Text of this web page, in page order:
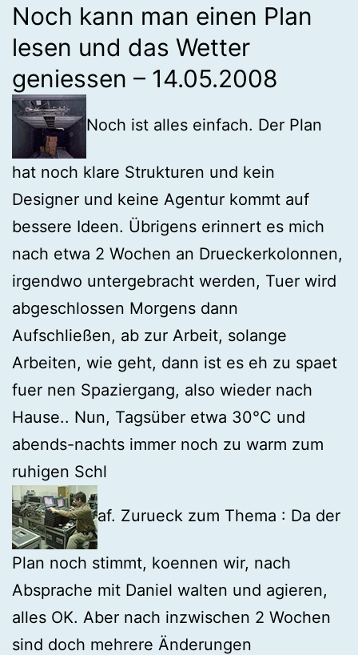
Noch kann man einen Plan
lesen und das Wetter
geniessen – 14.05.2008
Noch ist alles einfach. Der Plan
hat noch klare Strukturen und kein
Designer und keine Agentur kommt auf
bessere Ideen. Übrigens erinnert es mich
nach etwa 2 Wochen an Drueckerkolonnen,
irgendwo untergebracht werden, Tuer wird
abgeschlossen Morgens dann
Aufschließen, ab zur Arbeit, solange
Arbeiten, wie geht, dann ist es eh zu spaet
fuer nen Spaziergang, also wieder nach
Hause.. Nun, Tagsüber etwa 30°C und
abends-nachts immer noch zu warm zum
ruhigen Schl
af. Zurueck zum Thema : Da der
Plan noch stimmt, koennen wir, nach
Absprache mit Daniel walten und agieren,
alles OK. Aber nach inzwischen 2 Wochen
sind doch mehrere Änderungen